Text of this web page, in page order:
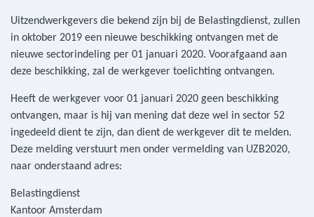
Uitzendwerkgevers die bekend zijn bij de Belastingdienst, zullen
in oktober 2019 een nieuwe beschikking ontvangen met de
nieuwe sectorindeling per 01 januari 2020. Voorafgaand aan
deze beschikking, zal de werkgever toelichting ontvangen.
Heeft de werkgever voor 01 januari 2020 geen beschikking
ontvangen, maar is hij van mening dat deze wel in sector 52
ingedeeld dient te zijn, dan dient de werkgever dit te melden.
Deze melding verstuurt men onder vermelding van UZB2020,
naar onderstaand adres:
Belastingdienst
Kantoor Amsterdam